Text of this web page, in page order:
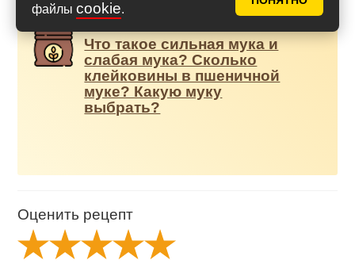
файлы cookie.
Что такое сильная мука и
слабая мука? Сколько
клейковины в пшеничной
муке? Какую муку
выбрать?
Оценить рецепт